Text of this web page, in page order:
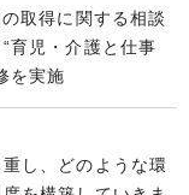
取得に関する相談
育児・介護と仕事
を実施
し、どのような環